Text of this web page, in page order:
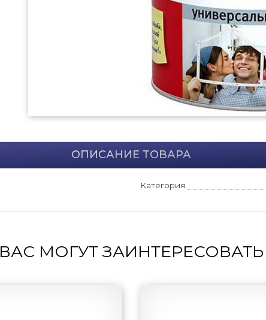
ОПИСАНИЕ ТОВАРА
Категория
ВАС МОГУТ ЗАИНТЕРЕСОВАТЬ